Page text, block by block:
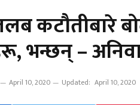
कटौतीबारे
भन्छन् –
April 10, 2020 Updated: April 10, 2020